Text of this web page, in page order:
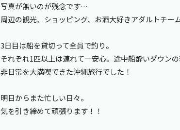
写真が無いのが残念です…
周辺の観光、ショッピング、お酒大好きアダルトチー
3日目は船を貸切って全員で釣り。
それぞれ1匹以上は連れて一安心。途中船酔いダウンの
非日常を大満喫できた沖縄旅行でした！
明日からまた忙しい日々。
気を引き締めて頑張ります！！